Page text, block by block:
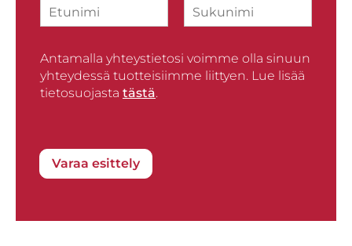
s
i
*
*
r
s
t
s
t
Antamalla yhteystietosi voimme olla sinuun
yhteydessä tuotteisiimme liittyen. Lue lisää
tietosuojasta tästä.
Varaa esittely